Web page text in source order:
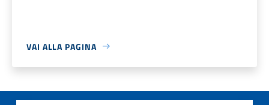
VAI ALLA PAGINA